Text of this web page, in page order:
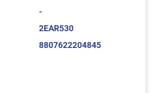
-
2EAR530
8807622204845